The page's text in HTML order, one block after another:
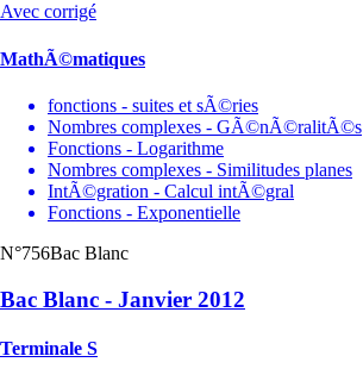
Avec corrigé
MathÃ©matiques
fonctions - suites et sÃ©ries
Nombres complexes - GÃ©nÃ©ralitÃ©s
Fonctions - Logarithme
Nombres complexes - Similitudes planes
IntÃ©gration - Calcul intÃ©gral
Fonctions - Exponentielle
N°756Bac Blanc
Bac Blanc - Janvier 2012
Terminale S